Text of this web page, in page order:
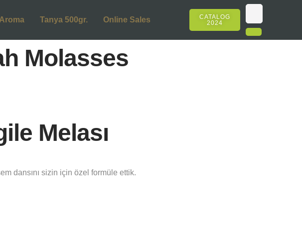
Tanya 500gr. Online Sales
CATALOG
2024
Molasses
Melası
dansını sizin için özel formüle ettik.